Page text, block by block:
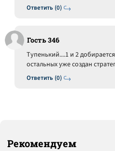
Ответить (0)
Гость 346
Ответить (0)
Тупенький....1 и 2
остальных уже создан
Рекомендуем